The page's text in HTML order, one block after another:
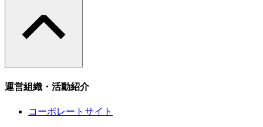
運営組織・活動紹介
コーポレートサイト